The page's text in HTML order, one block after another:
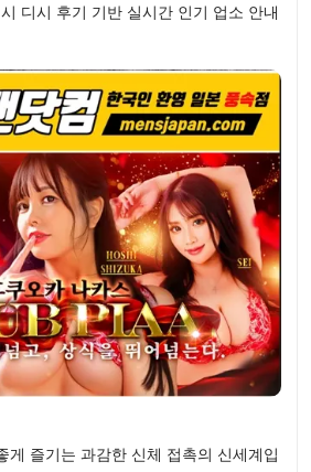
디시 후기 기반 실시간 인기 업소 안내
게 즐기는 과감한 신체 접촉의 신세계입